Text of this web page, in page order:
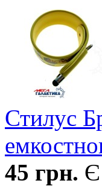
Стилус
45 грн. Є